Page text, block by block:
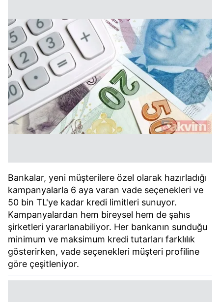
Bankalar, yeni müşterilere özel olarak hazırladığı
kampanyalarla 6 aya varan vade seçenekleri ve
50 bin TL'ye kadar kredi limitleri sunuyor.
Kampanyalardan hem bireysel hem de şahıs
şirketleri yararlanabiliyor. Her bankanın sunduğu
minimum ve maksimum kredi tutarları farklılık
gösterirken, vade seçenekleri müşteri profiline
göre çeşitleniyor.